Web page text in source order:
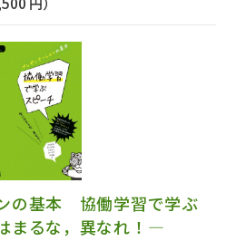
の基本 協働学習で学ぶ
るな，異なれ！―